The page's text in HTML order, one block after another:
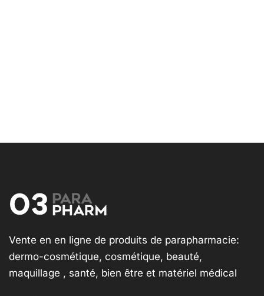
Vente en en ligne de produits de parapharmacie:
dermo-cosmétique, cosmétique, beauté,
maquillage , santé, bien être et matériel médical